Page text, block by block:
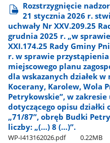
Rozstrzygnięcie
21 stycznia 2026 r.
uchwały Nr XXV.209.25
grudnia 2025 r. „w
XXI.174.25 Rady Gminy
r. w sprawie
miejscowego planu
dla wskazanych działek w
Kocerany, Karolew, Wola
Petrykowskie”, w
dotyczącego opisu
„71/87”, obręb Budki
liczby: „(…) 8 (…)”.
WP-I413162026.pdf 0.22MB